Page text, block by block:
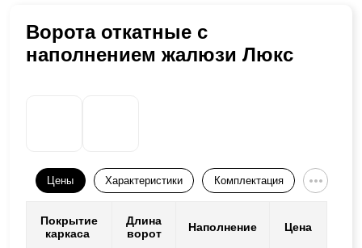
Ворота откатные с
наполнением жалюзи Люкс
Цены Характеристики Комплектация
Покрытие
каркаса
Длина
ворот
Наполнение Цена